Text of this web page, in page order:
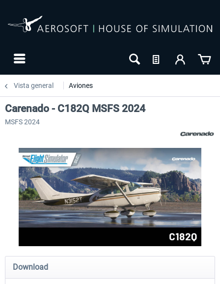
Vista general Aviones
FlightSim Studio - E-Jets 170/175 Aerosoft Aircraft A340-
Carenado - C182Q MSFS 2024
MSFS 2024
Download